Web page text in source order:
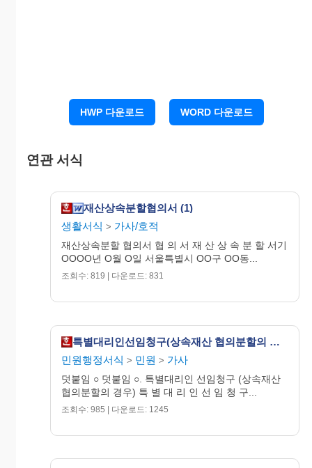
(인)
OO
O O O
(인)
OO 시 OO 구 OO동
OO 시 OO 구 OO동
O번지
O O O
(인)
HWP 다운로드 WORD 다운로드
연관 서식
재산상속분할협의서 (1)
생활서식 > 가사/호적
재산상속분할 협의서 협 의 서 재 산 상 속 분 할 서기
OOOO년 O월 O일 서울특별시 OO구 OO동...
조회수: 819 | 다운로드: 831
특별대리인선임청구(상속재산 협의분할의 경우)
민원행정서식 > 민원 > 가사
덧붙임 ○ 덧붙임 ○. 특별대리인 선임청구 (상속재산
협의분할의 경우) 특 별 대 리 인 선 임 청 구...
조회수: 985 | 다운로드: 1245